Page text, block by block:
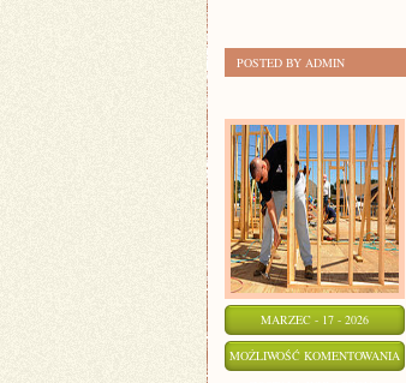
POSTED BY ADMIN
MARZEC - 17 - 2026
MOŻLIWOŚĆ KOMENTOWANIA